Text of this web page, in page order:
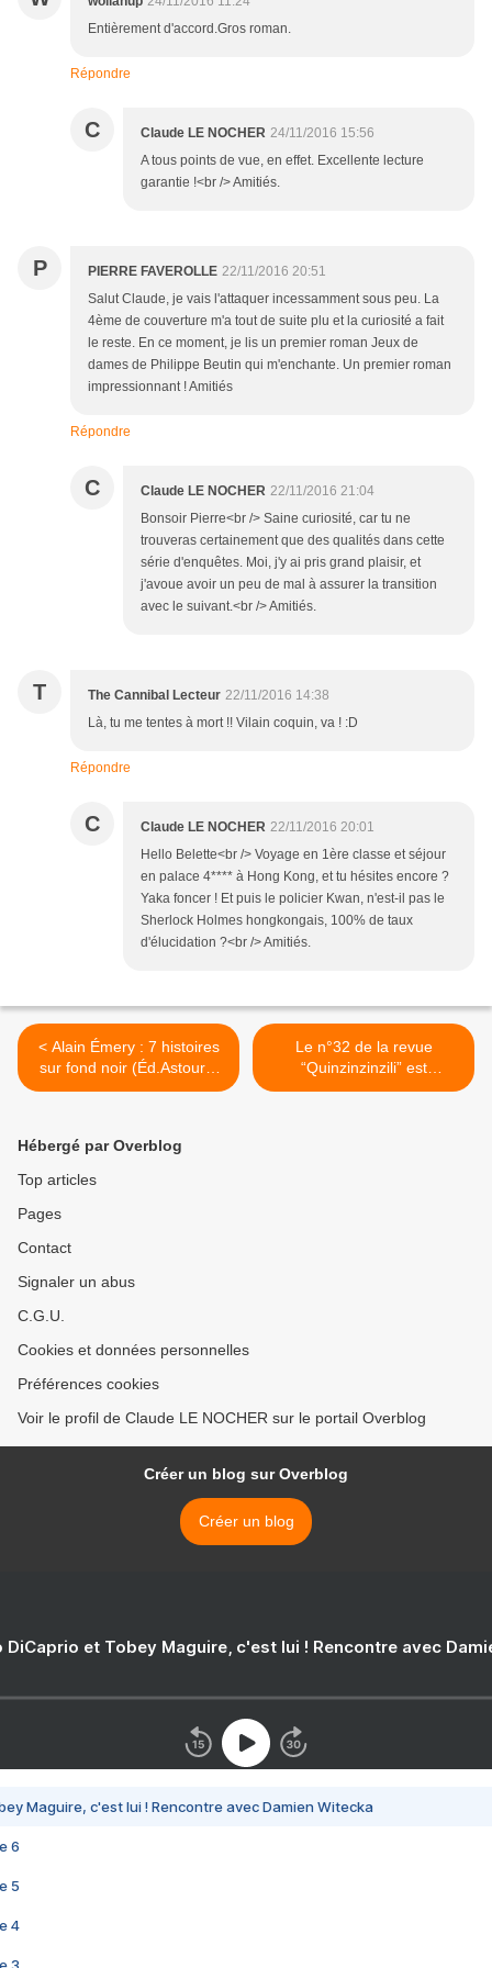
Entièrement d'accord.Gros roman.
Répondre
C Claude LE NOCHER 24/11/2016 15:56
A tous points de vue, en effet. Excellente lecture
garantie !<br /> Amitiés.
P PIERRE FAVEROLLE 22/11/2016 20:51
Salut Claude, je vais l'attaquer incessamment sous peu. La
4ème de couverture m'a tout de suite plu et la curiosité a fait
le reste. En ce moment, je lis un premier roman Jeux de
dames de Philippe Beutin qui m'enchante. Un premier roman
impressionnant ! Amitiés
Répondre
C Claude LE NOCHER 22/11/2016 21:04
Bonsoir Pierre<br /> Saine curiosité, car tu ne
trouveras certainement que des qualités dans cette
série d'enquêtes. Moi, j'y ai pris grand plaisir, et
j'avoue avoir un peu de mal à assurer la transition
avec le suivant.<br /> Amitiés.
T The Cannibal Lecteur 22/11/2016 14:38
Là, tu me tentes à mort !! Vilain coquin, va ! :D
Répondre
C Claude LE NOCHER 22/11/2016 20:01
Hello Belette<br /> Voyage en 1ère classe et séjour
en palace 4**** à Hong Kong, et tu hésites encore ?
Yaka foncer ! Et puis le policier Kwan, n'est-il pas le
Sherlock Holmes hongkongais, 100% de taux
d'élucidation ?<br /> Amitiés.
< Alain Émery : 7 histoires
sur fond noir (Éd.Astoure,
2016)
Le n°32 de la revue
“Quinzinzinzili” est
disponible >
Hébergé par Overblog
Top articles
Pages
Contact
Signaler un abus
C.G.U.
Cookies et données personnelles
Préférences cookies
Voir le profil de Claude LE NOCHER sur le portail Overblog
Créer un blog sur Overblog
Créer un blog
DiCaprio et Tobey Maguire, c'est lui ! Rencontre avec
Maguire, c'est lui ! Rencontre avec Damien Witecka
6
5
4